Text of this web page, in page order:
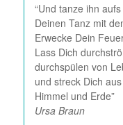
“Und tanze ihn
Deinen Tanz mit
Erwecke Dein
Lass Dich
durchspülen von
und streck Dich
Himmel und Erde”
Ursa Braun